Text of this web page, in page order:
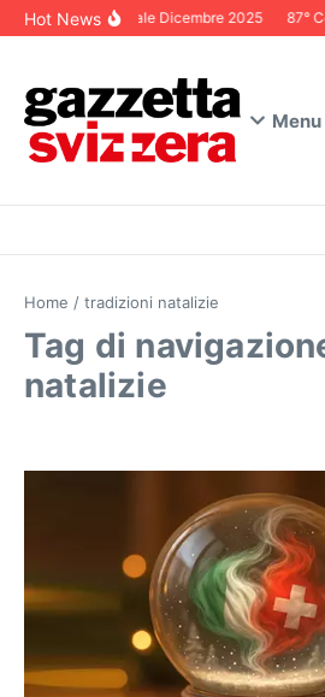
Salta al contenuto
Hot NewsEditoriale Dicembre 2025 87°
Menu
Home / tradizioni natalizie
Tag di
natalizie